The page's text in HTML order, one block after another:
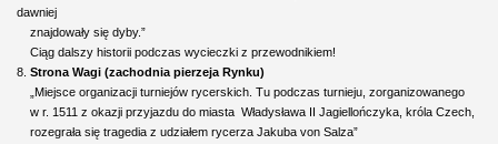
dawniej
znajdowały się dyby.”
Ciąg dalszy historii podczas wycieczki z przewodnikiem!
8. Strona Wagi (zachodnia pierzeja Rynku)
„Miejsce organizacji turniejów rycerskich. Tu podczas turnieju, zorganizowanego
w r. 1511 z okazji przyjazdu do miasta Władysława II Jagiellończyka, króla Czech,
rozegrała się tragedia z udziałem rycerza Jakuba von Salza”